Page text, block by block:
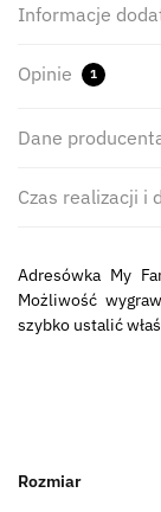
Informacje
Opinie 1
Dane
Czas realizacji i
Adresówka My
Możliwość
szybko ustalić
Rozmiar